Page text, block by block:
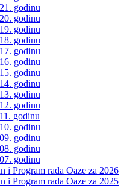
godinu
godinu
godinu
godinu
godinu
godinu
godinu
godinu
godinu
godinu
godinu
godinu
godinu
godinu
godinu
i Program rada Oaze za 2026
i Program rada Oaze za 2025